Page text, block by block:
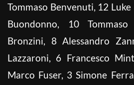
Tommaso Benvenuti, 12
Buondonno, 10
Bronzini, 8 Alessandro
Lazzaroni, 6 Francesco
Marco Fuser, 3 Simone